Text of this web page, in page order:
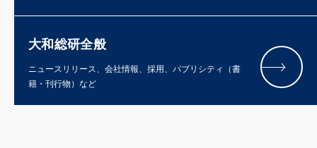
大和総研全般
ニュースリリース、会社情報、採用、パブリシティ（書
籍・刊行物）など